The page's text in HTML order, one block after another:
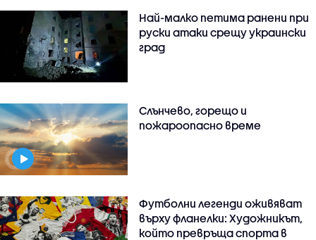
Най-малко петима ранени при
руски атаки срещу украински
град
Слънчево, горещо и
пожароопасно време
Футболни легенди оживяват
върху фланелки: Художникът,
който превръща спорта в